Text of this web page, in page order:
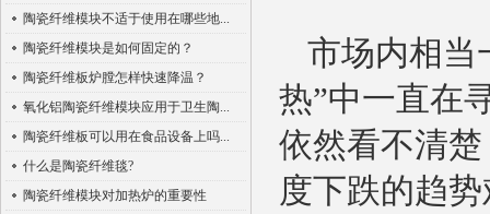
陶瓷纤维模块不适于使用在哪些地...
陶瓷纤维模块是如何固定的？
陶瓷纤维板炉膛怎样快速降温？
氧化铝陶瓷纤维模块应用于卫生陶...
陶瓷纤维板可以用在食品设备上吗...
什么是陶瓷纤维毯?
陶瓷纤维模块对加热炉的重要性
陶瓷纤维纸
市场内相当
热”中一直在
依然看不清
度下跌的趋